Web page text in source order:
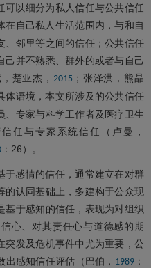
可以细分为私人信任与公共信任
在自己私人生活范围内，与和自
、邻里等之间的信任；公共信任
己并不熟悉、群外的或者与自己
楚亚杰， 2015；张泽洪，熊晶
体语境，本文所涉及的公共信任
、专家与科学工作者及医疗卫生
任与专家系统信任（卢曼，
：26）。
于感情的信任，通常建立在对群
的认同基础上，多建构于公众现
基于感知的信任，表现为对组织
心、对其责任心与道德感的期
突发及危机事件中尤为重要，公
感知信任评估（巴伯， 1989：